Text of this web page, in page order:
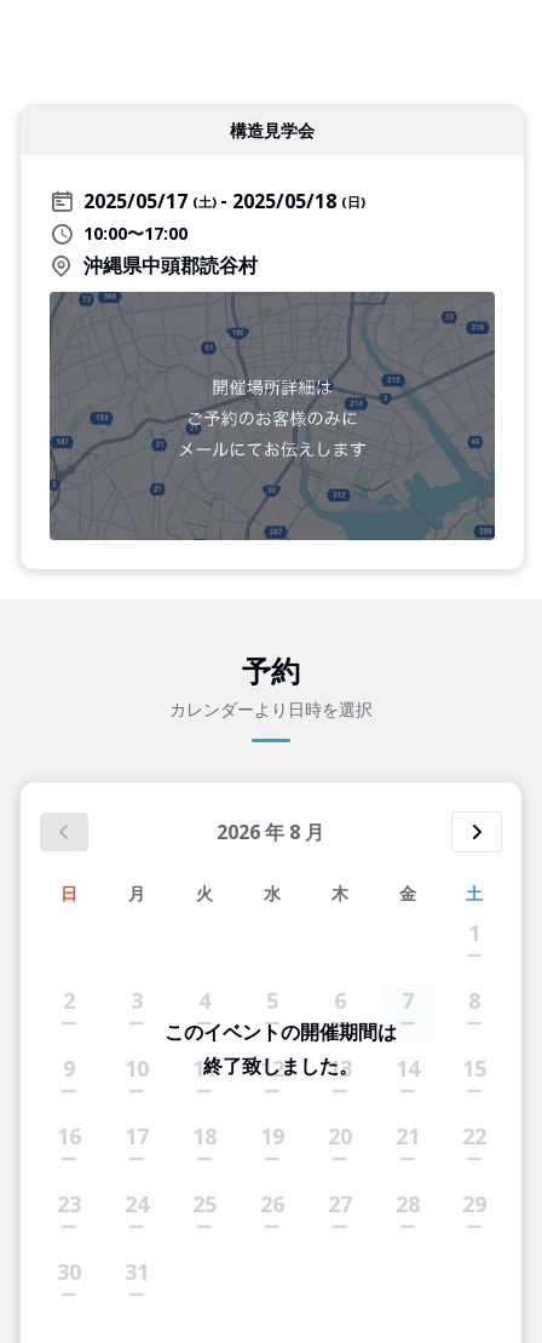
構造見学会
2025/05/17 (土) 2025/05/18 (日)
10:00〜17:00
沖縄県中頭郡読谷村
予約
カレンダーより日時を選択
2026年 8 月
日 月 火 水 木 金 土
1
2 3 4 5 6 7 8
9 10 11 12 13 14 15
16 17 18 19 20 21 22
23 24 25 26 27 28 29
30 31
このイベントの開催期間は
終了致しました。